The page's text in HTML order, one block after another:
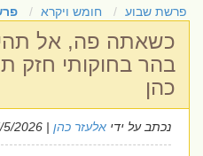
פרשת שבוע חומש ויקרא
כשאתה פה, אל
בהר בחוקותי חזק
כהן
נכתב על ידיאלעזר כהן| 7/5/2026